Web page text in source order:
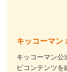
キッコーマン
キッコーマン公
ピコンテンツ